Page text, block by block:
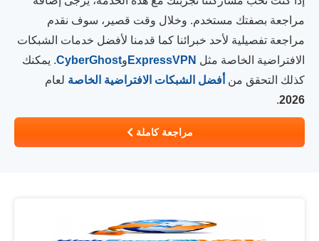
مراجعة بصفتك مستخدم. وخلال وقت قصير، سوف نقدم
مراجعة تفصيلية لأحد خبرائنا كما قدمنا لأفضل خدمات الشبكات
الافتراضية الخاصة مثل ExpressVPN وCyberGhost. يمكنك
كذلك التحقق من أفضل الشبكات الافتراضية الخاصة لعام
2026
.
مراجعة كاملة